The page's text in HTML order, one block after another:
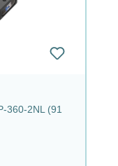
360-2NL (91